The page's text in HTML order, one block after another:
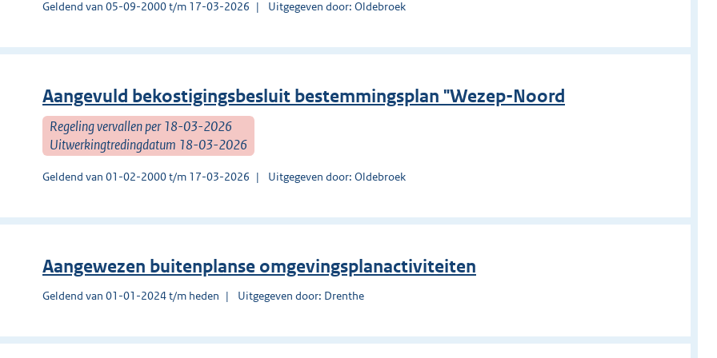
Geldend van 05-09-2000 t/m 17-03-2026 Uitgegeven door: Oldebroek
Aangevuld bekostigingsbesluit bestemmingsplan "Wezep-Noord
Regeling vervallen per 18-03-2026
Uitwerkingtredingdatum 18-03-2026
Geldend van 01-02-2000 t/m 17-03-2026 Uitgegeven door: Oldebroek
Aangewezen buitenplanse omgevingsplanactiviteiten
Geldend van 01-01-2024 t/m heden Uitgegeven door: Drenthe